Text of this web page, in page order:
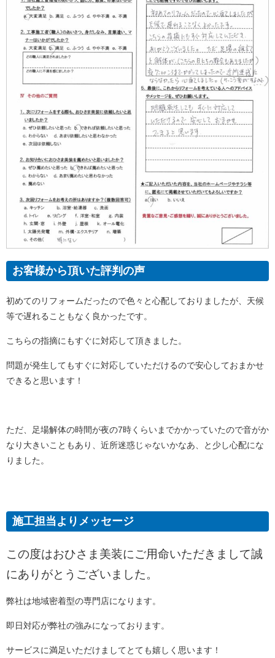
お客様から頂いた評判の声
初めてのリフォームだったので色々と心配しておりましたが、天候
等で遅れることもなく良かったです。
こちらの指摘にもすぐに対応して頂きました。
問題が発生してもすぐに対応していただけるので安心しておまかせ
できると思います！
ただ、足場解体の時間が夜の7時くらいまでかかっていたので音がか
なり大きいこともあり、近所迷惑じゃないかなあ、と少し心配にな
りました。
施工担当よりメッセージ
この度はおひさま美装にご用命いただきまして誠
にありがとうございました。
弊社は地域密着型の専門店になります。
即日対応が弊社の強みになっております。
サービスに満足いただけましてとても嬉しく思います！